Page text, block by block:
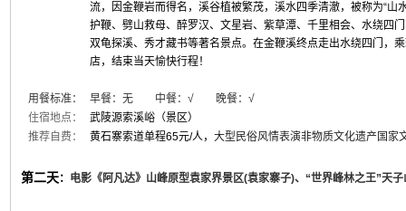
流，因金鞭岩而得名，溪谷植被繁茂，溪水四季清澈，被称为“山
护鞭、劈山救母、醉罗汉、文星岩、紫草潭、千里相会、水绕四
双龟探溪、秀才藏书等著名景点。在金鞭溪终点走出水绕四门，
店，结束当天愉快行程！
用餐标准：
早餐：无 中餐：√ 晚餐：√
住宿地点：
武陵源索溪峪（景区）
推荐自费：
黄石寨索道单程65元/人， 大型民俗风情表演非物质文化遗产国家
第二天： 电影《阿凡达》山峰原型袁家界景区(袁家寨子)、“世界峰林之王”天